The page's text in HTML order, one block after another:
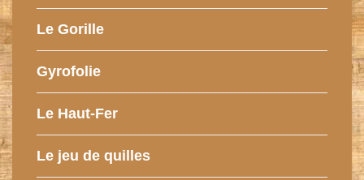
Le Gorille
Gyrofolie
Le Haut-Fer
Le jeu de quilles